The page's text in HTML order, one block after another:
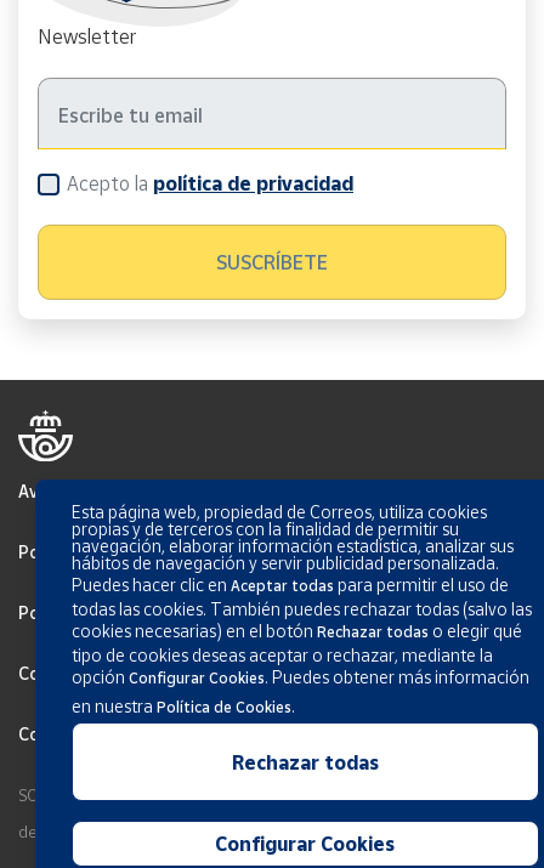
Newsletter
Acepto la política de privacidad
Aviso Legal
Política de privacidad
Política de Cookies
Configurar Cookies
Condiciones generales de los servicios
SOCIEDAD ESTATAL CORREOS Y TELÉGRAFOS, S.A., S.M.E. Todos los
derechos reservados.
Esta página web, propiedad de Correos, utiliza cookies
propias y de terceros con la finalidad de permitir su
navegación, elaborar información estadística, analizar sus
hábitos de navegación y servir publicidad personalizada.
Puedes hacer clic enAceptar todas para permitir el uso de
todas las cookies. También puedes rechazar todas (salvo las
cookies necesarias) en el botónRechazar todas o elegir qué
tipo de cookies deseas aceptar o rechazar, mediante la
opciónConfigurar Cookies. Puedes obtener más información
en nuestraPolítica de Cookies.
Rechazar todas
Configurar Cookies